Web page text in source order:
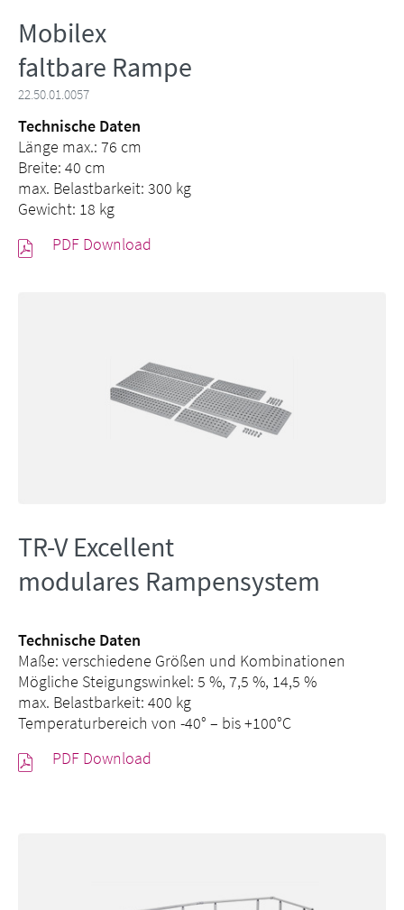
Mobilex
faltbare Rampe
22.50.01.0057
Technische Daten
Länge max.: 76 cm
Breite: 40 cm
max. Belastbarkeit: 300 kg
Gewicht: 18 kg
PDF Download
TR-V Excellent
modulares Rampensystem
Technische Daten
Maße: verschiedene Größen und Kombinationen
Mögliche Steigungswinkel: 5 %, 7,5 %, 14,5 %
max. Belastbarkeit: 400 kg
Temperaturbereich von -40° – bis +100°C
PDF Download